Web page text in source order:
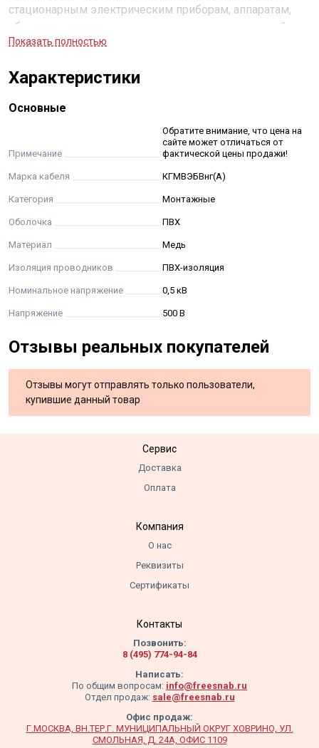
стационарным электрическим приборам, аппаратам,
сборкам электрических распределительных устройств
на напряжение 500 В переменного тока частотой 50 Гц
при одиночной прокладке, с индексом
категорииА
Срок службы кабелей при соблюдении потребителем
условий транспортирования, хранения, прокладки
(монтажа) и эксплуатации, указанных в настоящих
технических условиях, не менее 20 лет. Срок службы
Относительная влажность воздуха при температуре до
+ 35 °С до 98 %
Строительная длина кабеля не менее 150 м
Показать полностью
Характеристики
Основные
Примечание
Обратите внимание, что цена на
сайте может отличаться от
фактической цены продажи!
Марка кабеля КГМВЭБВнг(А)
Категория Монтажные
Оболочка ПВХ
Материал Медь
Изоляция проводников ПВХ-изоляция
Номинальное напряжение 0,5 кВ
Напряжение 500 В
Отзывы реальных покупателей
Отзывы могут отправлять только пользователи,
купившие данный товар
Сервис
Доставка
Оплата
Компания
О нас
Реквизиты
Сертификаты
Контакты
Позвонить:
8 (495) 774-94-84
Написать:
По общим вопросам: info@freesnab.ru
Отдел продаж: sale@freesnab.ru
Офис продаж:
Г.МОСКВА, ВН.ТЕР.Г. МУНИЦИПАЛЬНЫЙ ОКРУГ ХОВРИНО, УЛ.
СМОЛЬНАЯ, Д. 24А, ОФИС 1109